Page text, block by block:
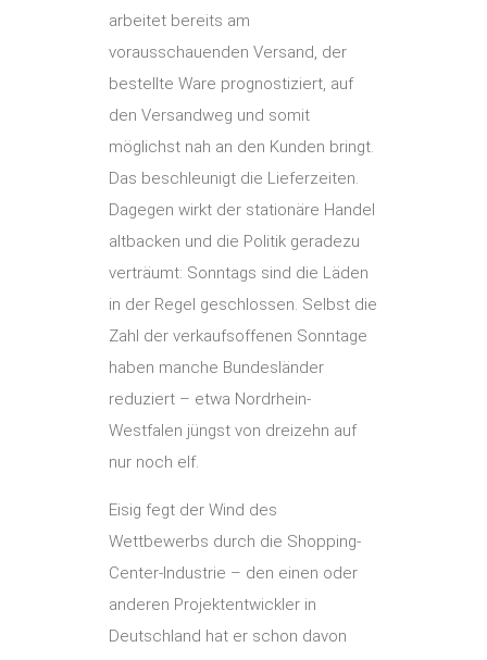
arbeitet bereits am
vorausschauenden Versand, der
bestellte Ware prognostiziert, auf
den Versandweg und somit
möglichst nah an den Kunden bringt.
Das beschleunigt die Lieferzeiten.
Dagegen wirkt der stationäre Handel
altbacken und die Politik geradezu
verträumt: Sonntags sind die Läden
in der Regel geschlossen. Selbst die
Zahl der verkaufsoffenen Sonntage
haben manche Bundesländer
reduziert – etwa Nordrhein-
Westfalen jüngst von dreizehn auf
nur noch elf.
Eisig fegt der Wind des
Wettbewerbs durch die Shopping-
Center-Industrie – den einen oder
anderen Projektentwickler in
Deutschland hat er schon davon